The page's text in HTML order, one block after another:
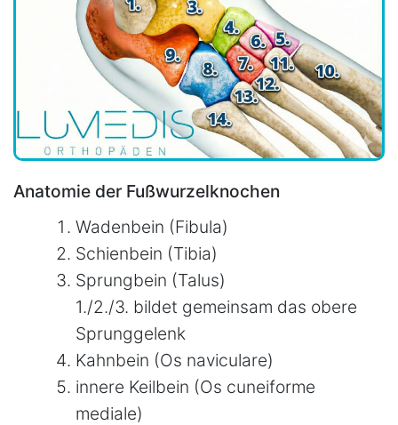
Anatomie der Fußwurzelknochen
Wadenbein (Fibula)
Schienbein (Tibia)
Sprungbein (Talus)
1./2./3. bildet gemeinsam das obere
Sprunggelenk
Kahnbein (Os naviculare)
innere Keilbein (Os cuneiforme
mediale)